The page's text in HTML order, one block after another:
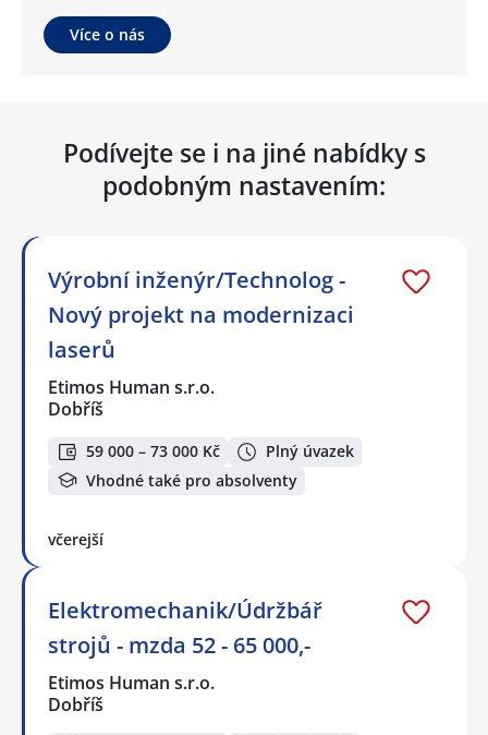
Více o nás
Podívejte se i na jiné nabídky s
podobným nastavením:
Výrobní inženýr/Technolog -
Nový projekt na modernizaci
laserů
Etimos Human s.r.o.
Dobříš
59 000 – 73 000 Kč
Plný úvazek
Vhodné také pro absolventy
včerejší
Elektromechanik/Údržbář
strojů - mzda 52 - 65 000,-
Etimos Human s.r.o.
Dobříš